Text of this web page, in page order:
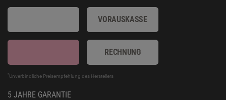
VORAUSKASSE
RECHNUNG
*Unverbindliche Preisempfehlung des Herstellers
5 JAHRE GARANTIE